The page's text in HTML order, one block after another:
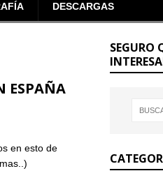
DESCARGAS
ESPAÑA
en esto de
SEGURO